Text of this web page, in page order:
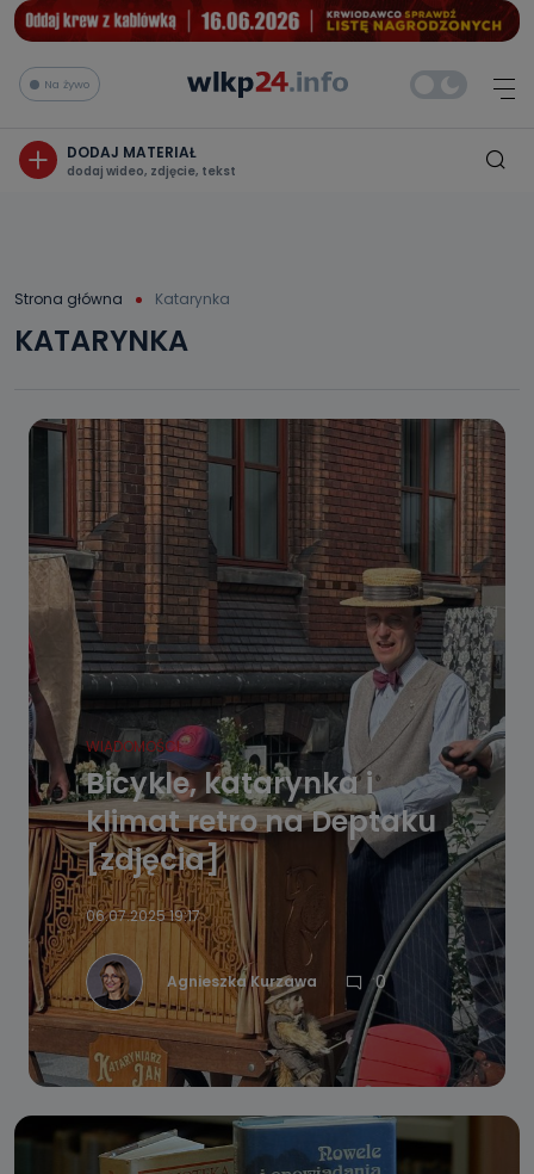
Na żywo
DODAJ MATERIAŁ
dodaj wideo, zdjęcie, tekst
Strona główna Katarynka
KATARYNKA
WIADOMOŚCI
Bicykle, katarynka i
klimat retro na Deptaku
[zdjęcia]
06.07.2025 19:17
Agnieszka Kurzawa 0